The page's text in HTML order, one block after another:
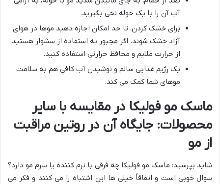
آب آن را با یک حوله نخی بگیرید.
برای خشک کردن، تا حد امکان اجازه دهید موها در هوای
آزاد خشک شوند. اگر مجبور به استفاده از سشوار هستید،
از حرارت ملایم و محافظ حرارتی استفاده کنید.
یک رژیم غذایی سالم و نوشیدن آب کافی هم به سلامت
موهای شما کمک می کند.
ماسک مو فولیکا در مقایسه با سایر
محصولات: جایگاه آن در روتین مراقبت
از مو
شاید بپرسید: ماسک مو فولیکا چه فرقی با نرم کننده یا سرم مو دارد؟
سوال خوبی است و اتفاقاً خیلی ها این اشتباه را می کنند و فکر می